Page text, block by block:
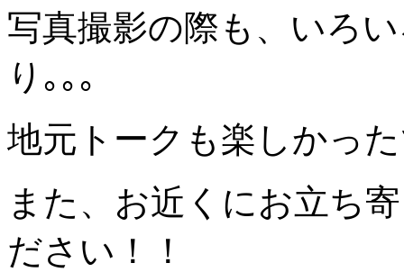
写真撮影の際も、いろ
り｡｡｡
地元トークも楽しかっ
また、お近くにお立ち
ださい！！